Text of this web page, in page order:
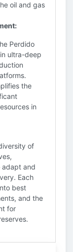
oil and gas
Perdido
ultra-deep
the
in
of
adapt and
Each
best
and the
for